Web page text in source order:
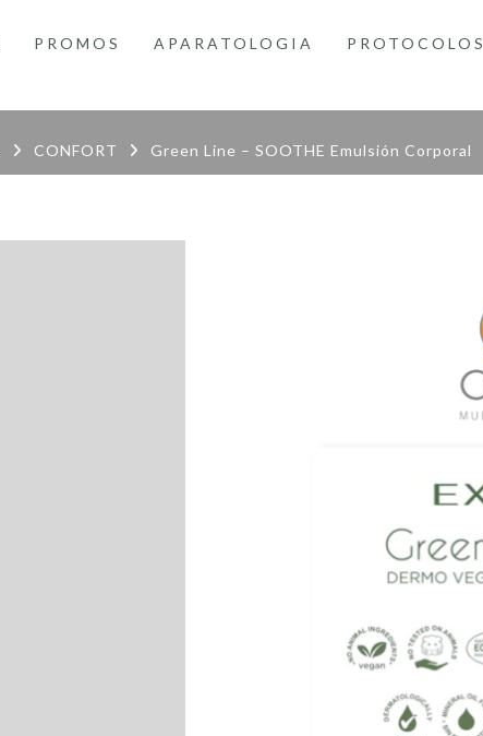
PROMOS APARATOLOGIA PROTOCOLOS
CONFORT Green Line – SOOTHE Emulsión Corporal